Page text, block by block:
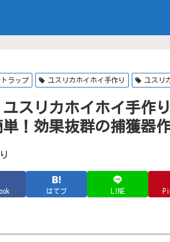
ラップ ユスリカホイホイ手作り ユスリ
ユスリカホイホイ手作
単！効果抜群の捕獲器
はてブ LINE